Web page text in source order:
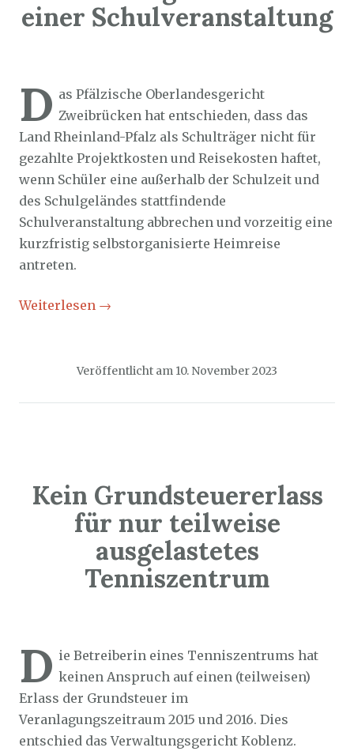
einer Schulveranstaltung
D as Pfälzische Oberlandesgericht
Zweibrücken hat entschieden, dass das
Land Rheinland-Pfalz als Schulträger nicht für
gezahlte Projektkosten und Reisekosten haftet,
wenn Schüler eine außerhalb der Schulzeit und
des Schulgeländes stattfindende
Schulveranstaltung abbrechen und vorzeitig eine
kurzfristig selbstorganisierte Heimreise
antreten.
Weiterlesen →
Veröffentlicht am 10. November 2023
Kein Grundsteuererlass
für nur teilweise
ausgelastetes
Tenniszentrum
D ie Betreiberin eines Tenniszentrums hat
keinen Anspruch auf einen (teilweisen)
Erlass der Grundsteuer im
Veranlagungszeitraum 2015 und 2016. Dies
entschied das Verwaltungsgericht Koblenz.